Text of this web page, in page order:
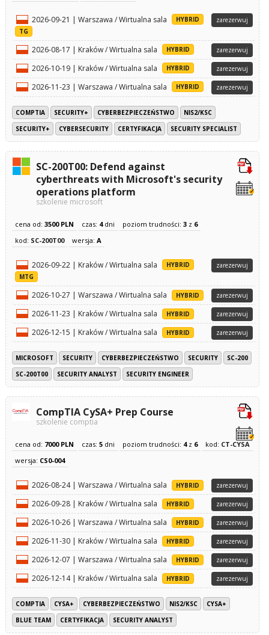
2026-09-21 | Warszawa / Wirtualna sala
HYBRID
TG
zarezerwuj
2026-08-17 | Kraków / Wirtualna sala HYBRID zarezerwuj
2026-10-19 | Kraków / Wirtualna sala HYBRID zarezerwuj
2026-11-23 | Warszawa / Wirtualna sala HYBRID zarezerwuj
COMPTIA SECURITY+ CYBERBEZPIECZEŃSTWO
NIS2/KSC
SECURITY+
CYBERSECURITY CERTYFIKACJA SECURITY SPECIALIST
SC-200T00: Defend against
cyberthreats with Microsoft's security
operations platform
szkolenie microsoft
cena od: 3500 PLN czas: 4dni poziom trudności: 3z 6
kod: SC-200T00 wersja: A
2026-09-22 | Kraków / Wirtualna sala
HYBRID
MTG
zarezerwuj
2026-10-27 | Warszawa / Wirtualna sala HYBRID zarezerwuj
2026-11-23 | Kraków / Wirtualna sala HYBRID zarezerwuj
2026-12-15 | Kraków / Wirtualna sala HYBRID zarezerwuj
MICROSOFT SECURITY CYBERBEZPIECZEŃSTWO SECURITY
SC-200
SC-200T00
SECURITY ANALYST SECURITY ENGINEER
CompTIA CySA+ Prep Course
szkolenie comptia
cena od: 7000 PLN czas: 5dni poziom trudności: 4z 6 kod: CT-CYSA
wersja: CS0-004
2026-08-24 | Warszawa / Wirtualna sala HYBRID zarezerwuj
2026-09-28 | Kraków / Wirtualna sala HYBRID zarezerwuj
2026-10-26 | Warszawa / Wirtualna sala HYBRID zarezerwuj
2026-11-30 | Kraków / Wirtualna sala HYBRID zarezerwuj
2026-12-07 | Warszawa / Wirtualna sala HYBRID zarezerwuj
2026-12-14 | Kraków / Wirtualna sala HYBRID zarezerwuj
COMPTIA CYSA+ CYBERBEZPIECZEŃSTWO NIS2/KSC
CYSA+
BLUE TEAM
CERTYFIKACJA SECURITY ANALYST